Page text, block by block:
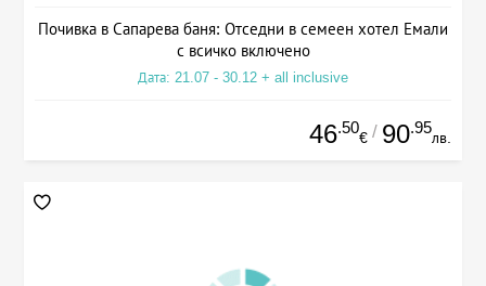
Почивка в Сапарева баня: Отседни в семеен хотел Емали
с всичко включено
Дата: 21.07 - 30.12 + all inclusive
46.50
€ / 90.95
лв.